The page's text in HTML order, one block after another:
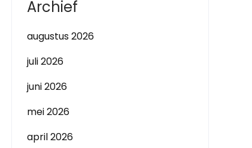
Archief
augustus 2026
juli 2026
juni 2026
mei 2026
april 2026